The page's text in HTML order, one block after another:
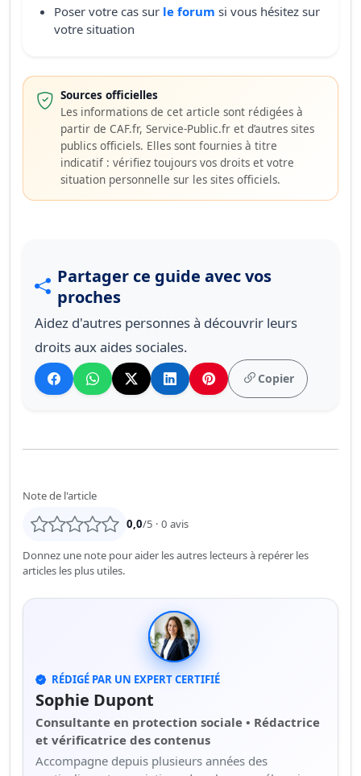
Poser votre cas sur le forum si vous hésitez sur
votre situation
Sources officielles
Les informations de cet article sont rédigées à
partir de CAF.fr, Service-Public.fr et d’autres sites
publics officiels. Elles sont fournies à titre
indicatif : vérifiez toujours vos droits et votre
situation personnelle sur les sites officiels.
Partager ce guide avec vos
proches
Aidez d'autres personnes à découvrir leurs
droits aux aides sociales.
Copier
Note de l'article
0,0/5 ·0 avis
Donnez une note pour aider les autres lecteurs à repérer les
articles les plus utiles.
RÉDIGÉ PAR UN EXPERT CERTIFIÉ
Sophie Dupont
Consultante en protection sociale • Rédactrice
et vérificatrice des contenus
Accompagne depuis plusieurs années des